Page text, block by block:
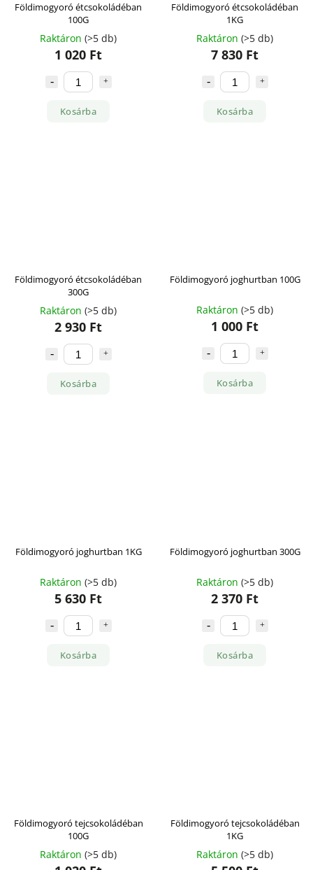
Földimogyoró étcsokoládéban
100G
Raktáron (>5 db)
1 020 Ft
Kosárba
Földimogyoró étcsokoládéban
1KG
Raktáron (>5 db)
7 830 Ft
Kosárba
Földimogyoró étcsokoládéban
300G
Raktáron (>5 db)
2 930 Ft
Kosárba
Földimogyoró joghurtban 100G
Raktáron (>5 db)
1 000 Ft
Kosárba
Földimogyoró joghurtban 1KG
Raktáron (>5 db)
5 630 Ft
Kosárba
Földimogyoró joghurtban 300G
Raktáron (>5 db)
2 370 Ft
Kosárba
Földimogyoró tejcsokoládéban
100G
Raktáron (>5 db)
Földimogyoró tejcsokoládéban
1KG
Raktáron (>5 db)